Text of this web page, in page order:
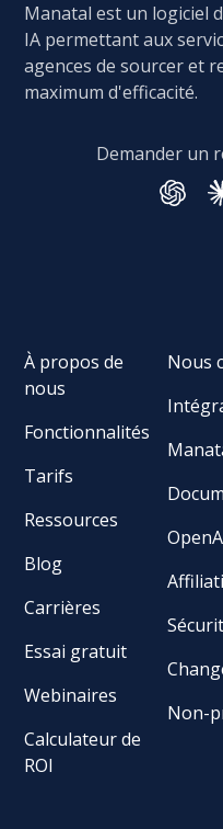
Manatal est un logiciel
IA permettant aux
agences de sourcer et
maximum d'efficacité.
Demander un
À propos de
nous
Fonctionnalités
Tarifs
Ressources
Blog
Carrières
Essai gratuit
Webinaires
Calculateur de
ROI
Nous
Non-